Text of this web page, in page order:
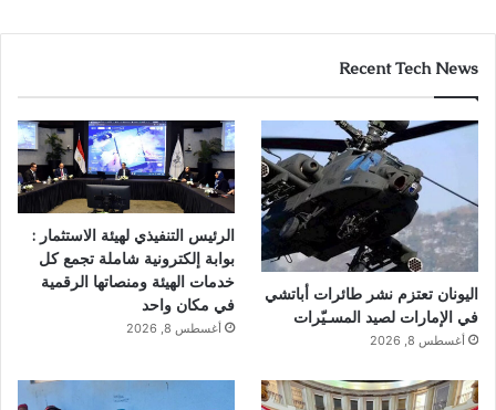
Recent Tech News
اليونان تعتزم نشر طائرات أباتشي
في الإمارات لصيد المسـيّرات
أغسطس 8, 2026
الرئيس التنفيذي لهيئة الاستثمار :
بوابة إلكترونية شاملة تجمع كل
خدمات الهيئة ومنصاتها الرقمية
في مكان واحد
أغسطس 8, 2026